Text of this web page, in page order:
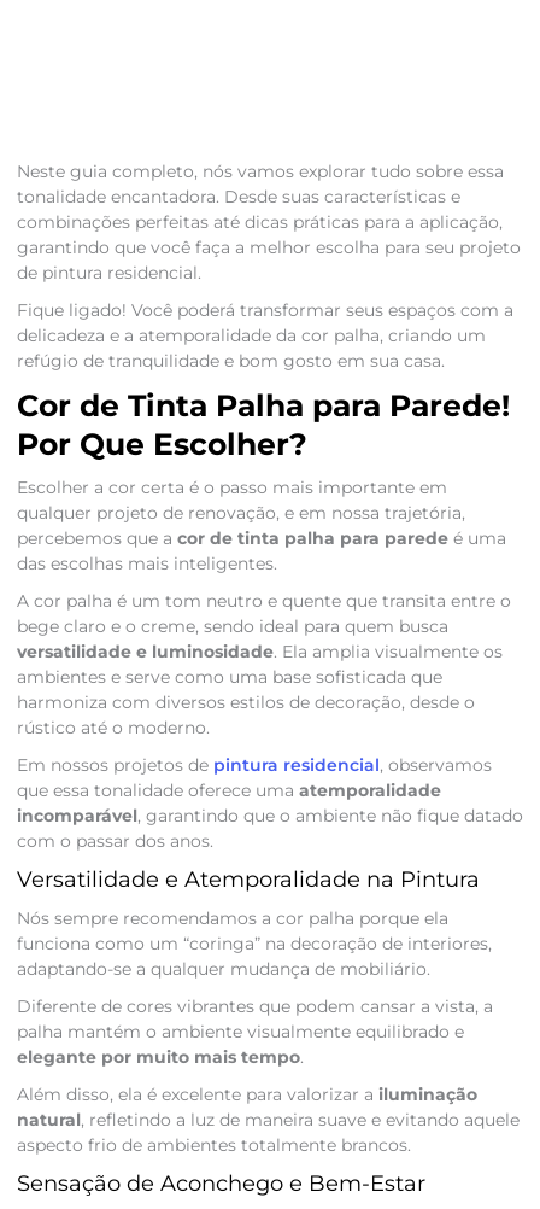
Neste guia completo, nós vamos explorar tudo sobre essa
tonalidade encantadora. Desde suas características e
combinações perfeitas até dicas práticas para a aplicação,
garantindo que você faça a melhor escolha para seu projeto
de pintura residencial.
Fique ligado! Você poderá transformar seus espaços com a
delicadeza e a atemporalidade da cor palha, criando um
refúgio de tranquilidade e bom gosto em sua casa.
Cor de Tinta Palha para Parede!
Por Que Escolher?
Escolher a cor certa é o passo mais importante em
qualquer projeto de renovação, e em nossa trajetória,
percebemos que a cor de tinta palha para paredeé uma
das escolhas mais inteligentes.
A cor palha é um tom neutro e quente que transita entre o
bege claro e o creme, sendo ideal para quem busca
versatilidade e luminosidade. Ela amplia visualmente os
ambientes e serve como uma base sofisticada que
harmoniza com diversos estilos de decoração, desde o
rústico até o moderno.
Em nossos projetos de pintura residencial, observamos
que essa tonalidade oferece uma atemporalidade
incomparável, garantindo que o ambiente não fique datado
com o passar dos anos.
Versatilidade e Atemporalidade na Pintura
Nós sempre recomendamos a cor palha porque ela
funciona como um “coringa” na decoração de interiores,
adaptando-se a qualquer mudança de mobiliário.
Diferente de cores vibrantes que podem cansar a vista, a
palha mantém o ambiente visualmente equilibrado e
elegante por muito mais tempo.
Além disso, ela é excelente para valorizar a iluminação
natural, refletindo a luz de maneira suave e evitando aquele
aspecto frio de ambientes totalmente brancos.
Sensação de Aconchego e Bem-Estar